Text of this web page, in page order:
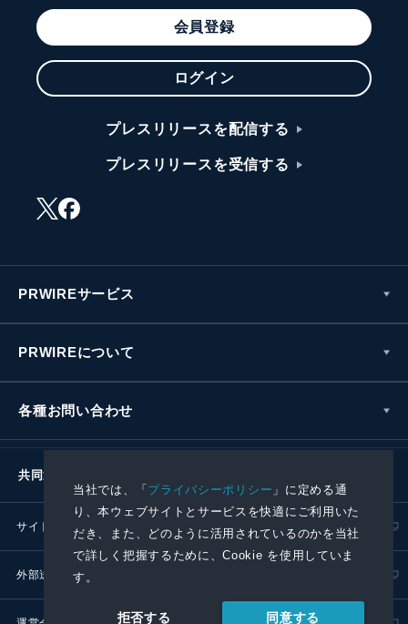
当社では、「プライバシーポリシー 」に定める通
り、本ウェブサイトとサービスを快適にご利用いた
だき、また、どのように活用されているのかを当社
で詳しく把握するために、Cookie を使用していま
す。
拒否する 同意する
会員登録
ログイン
プレスリリースを配信する
プレスリリースを受信する
PRWIREサービス
PRWIREについて
各種お問い合わせ
共同通信社グループ
サイトポリシー プライバシーポリシー
外部送信ポリシー